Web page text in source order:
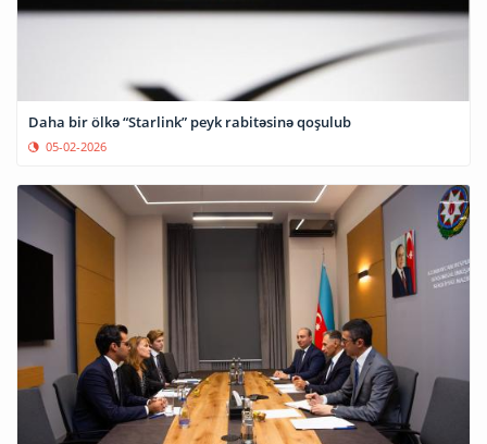
Daha bir ölkə “Starlink” peyk rabitəsinə qoşulub
05-02-2026